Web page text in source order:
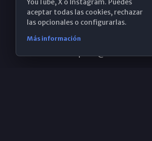
Santa María, 18-20.
(+34) 952 224 386
YouTube, X o Instagram. Puedes
aceptar todas las cookies, rechazar
las opcionales o configurarlas.
Más información